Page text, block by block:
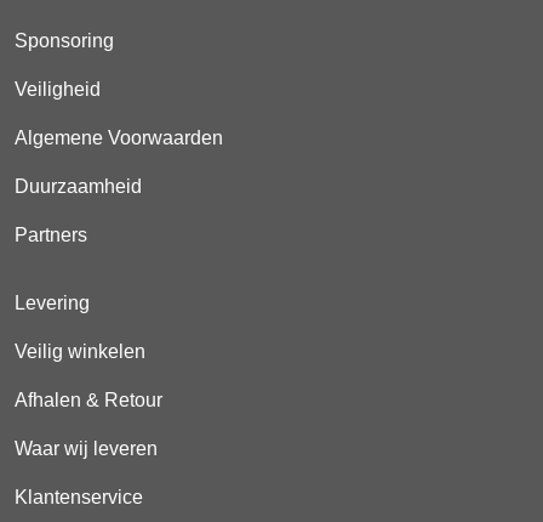
Sponsoring
Veiligheid
Algemene Voorwaarden
Duurzaamheid
Partners
Levering
Veilig winkelen
Afhalen & Retour
Waar wij leveren
Klantenservice